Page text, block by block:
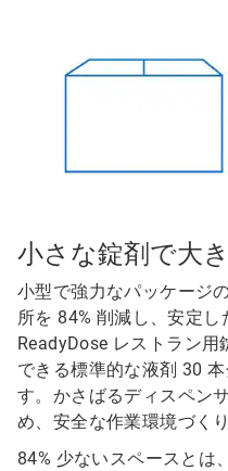
小さな錠剤で大
小型で強力なパッケージ
所を 84% 削減し、安定し
ReadyDose レストラン
できる標準的な液剤 30
す。かさばるディスペン
め、安全な作業環境づく
84% 少ないスペースとは